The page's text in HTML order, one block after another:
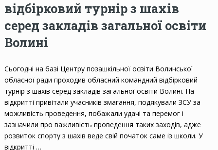
відбірковий турнір з шахів
серед закладів загальної освіти
Волині
Сьогодні на базі Центру позашкільної освіти Волинської
обласної ради проходив обласний командний відбірковий
турнір з шахів серед закладів загальної освіти Волині. На
відкритті привітали учасників змагання, подякували ЗСУ за
можливість проведення, побажали удачі та перемог і
зазначили про важливість проведення таких заходів, адже
розвиток спорту з шахів веде свій початок саме із школи. У
відкритті …